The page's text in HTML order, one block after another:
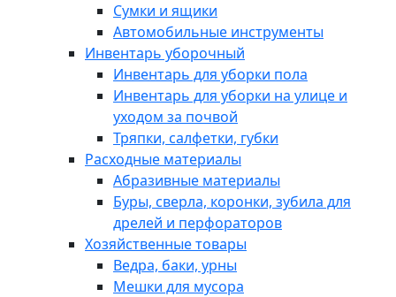
Сумки и ящики
Автомобильные инструменты
Инвентарь уборочный
Инвентарь для уборки пола
Инвентарь для уборки на улице и
уходом за почвой
Тряпки, салфетки, губки
Расходные материалы
Абразивные материалы
Буры, сверла, коронки, зубила для
дрелей и перфораторов
Хозяйственные товары
Ведра, баки, урны
Мешки для мусора